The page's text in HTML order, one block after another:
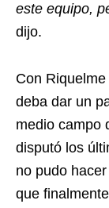
este equipo,
dijo.
Con
deba dar un
medio campo
disputó los
no pudo
que